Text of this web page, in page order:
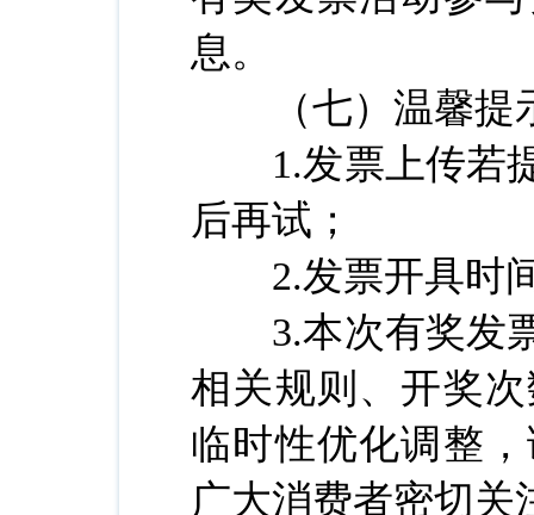
息。
（七）温馨提
1.发票上传若提
后再试；
2.发票开具时间
3.本次有奖发票
相关规则、开奖
临时性优化调整
广大消费者密切关